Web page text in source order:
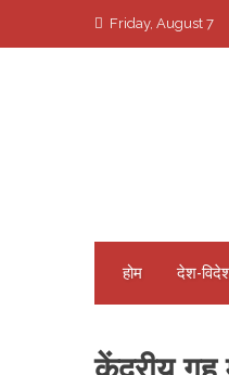
Friday, August 7
होम देश-